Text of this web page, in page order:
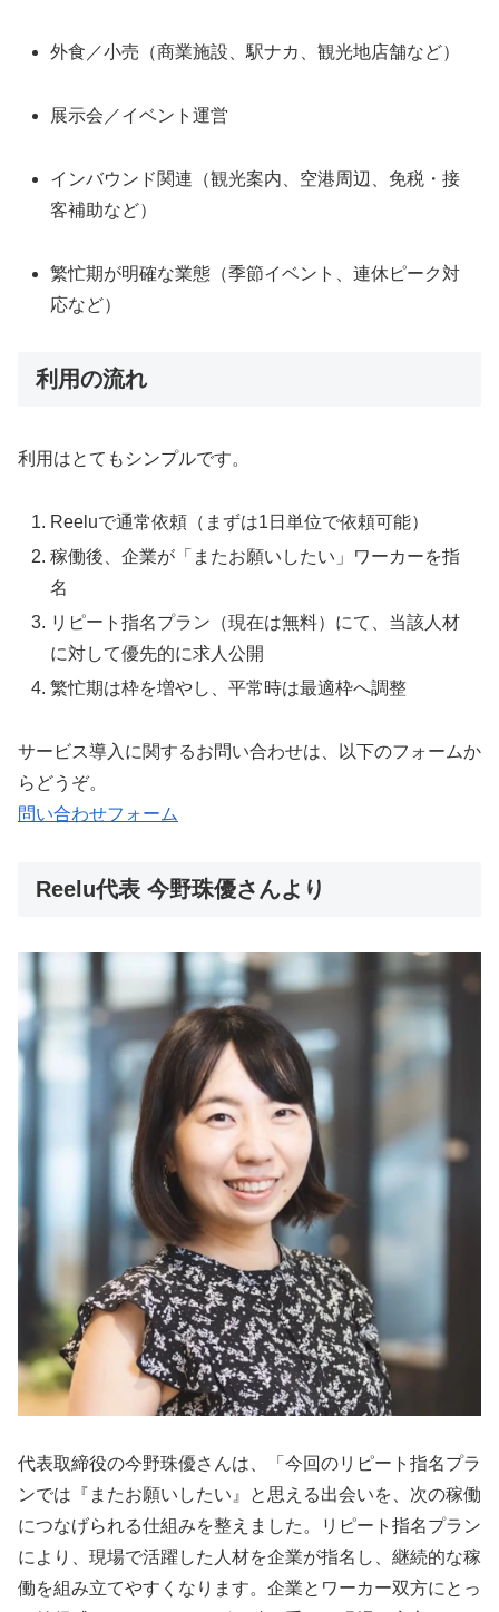
外食／小売（商業施設、駅ナカ、観光地店舗など）
展示会／イベント運営
インバウンド関連（観光案内、空港周辺、免税・接
客補助など）
繁忙期が明確な業態（季節イベント、連休ピーク対
応など）
利用の流れ
利用はとてもシンプルです。
Reeluで通常依頼（まずは1日単位で依頼可能）
稼働後、企業が「またお願いしたい」ワーカーを指
名
リピート指名プラン（現在は無料）にて、当該人材
に対して優先的に求人公開
繁忙期は枠を増やし、平常時は最適枠へ調整
サービス導入に関するお問い合わせは、以下のフォームか
らどうぞ。
問い合わせフォーム
Reelu代表 今野珠優さんより
代表取締役の今野珠優さんは、「今回のリピート指名プラ
ンでは『またお願いしたい』と思える出会いを、次の稼働
につなげられる仕組みを整えました。リピート指名プラン
により、現場で活躍した人材を企業が指名し、継続的な稼
働を組み立てやすくなります。企業とワーカー双方にとっ